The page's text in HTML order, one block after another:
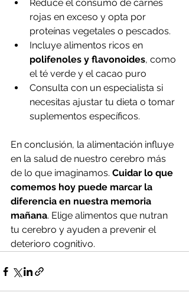
Reduce el consumo de carnes
rojas en exceso y opta por
proteínas vegetales o pescados.
Incluye alimentos ricos en
polifenoles y flavonoides, como
el té verde y el cacao puro
Consulta con un especialista si
necesitas ajustar tu dieta o tomar
suplementos específicos.
En conclusión, la alimentación influye
en la salud de nuestro cerebro más
de lo que imaginamos. Cuidar lo que
comemos hoy puede marcar la
diferencia en nuestra memoria
mañana. Elige alimentos que nutran
tu cerebro y ayuden a prevenir el
deterioro cognitivo.